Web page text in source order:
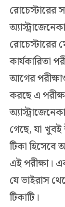
রোচেস্টারের
রোচেস্টারের
কার্যকারিতা
আগের
করছে এ
গেছে, যা
টিকা হিসেবে
এই পরীক্ষা।
যে ভাইরাস
টিকাটি।